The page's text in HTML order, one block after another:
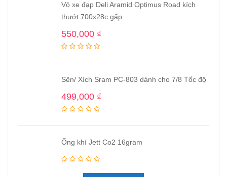
Vỏ xe đạp Deli Aramid Optimus Road kích
thướt 700x28c gấp
550,000 ₫
Sên/ Xích Sram PC-803 dành cho 7/8 Tốc độ
499,000 ₫
Ống khí Jett Co2 16gram